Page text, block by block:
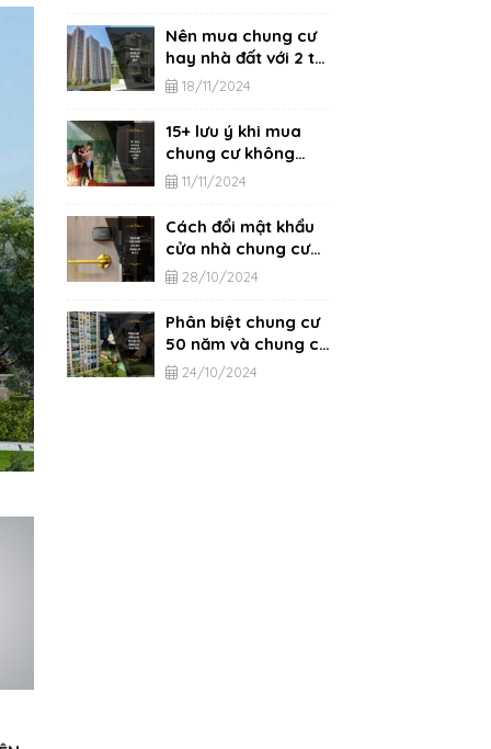
Nên mua chung cư
hay nhà đất với 2 tỷ,
3 tỷ, 4 tỷ?
18/11/2024
15+ lưu ý khi mua
chung cư không
phải ai cũng biết
11/11/2024
Cách đổi mật khẩu
cửa nhà chung cư
từ A-Z
28/10/2024
Phân biệt chung cư
50 năm và chung cư
vĩnh viễn
24/10/2024